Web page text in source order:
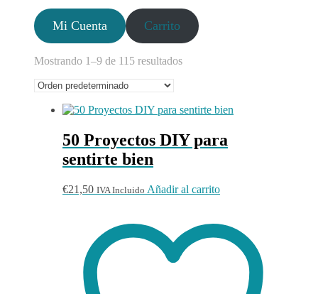
Mi Cuenta Carrito
Mostrando 1–9 de 115 resultados
50 Proyectos DIY para
sentirte bien
€21,50 IVA Incluido Añadir al carrito